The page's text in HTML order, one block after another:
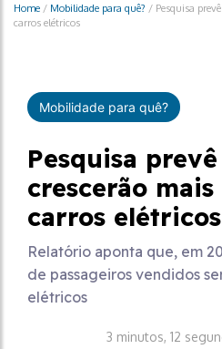
Home / Mobilidade para quê? / Pesquisa
carros elétricos
Mobilidade para quê?
Pesquisa
crescerão
carros elétricos
Relatório aponta que, em
de passageiros vendidos
elétricos
3 minutos, 12